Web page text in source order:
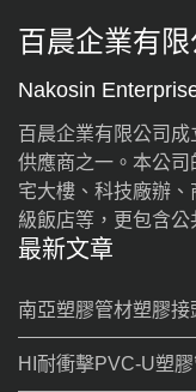
百晨企業有限
Nakosin
百晨企業有限公司
供應商之一。本公
宅大樓、科技廠辦
級飯店等，更包含公
最新文章
南亞塑膠管材塑膠
HI耐衝擊PVC-U塑膠